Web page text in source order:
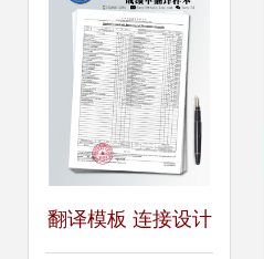
翻译模板 连接设计